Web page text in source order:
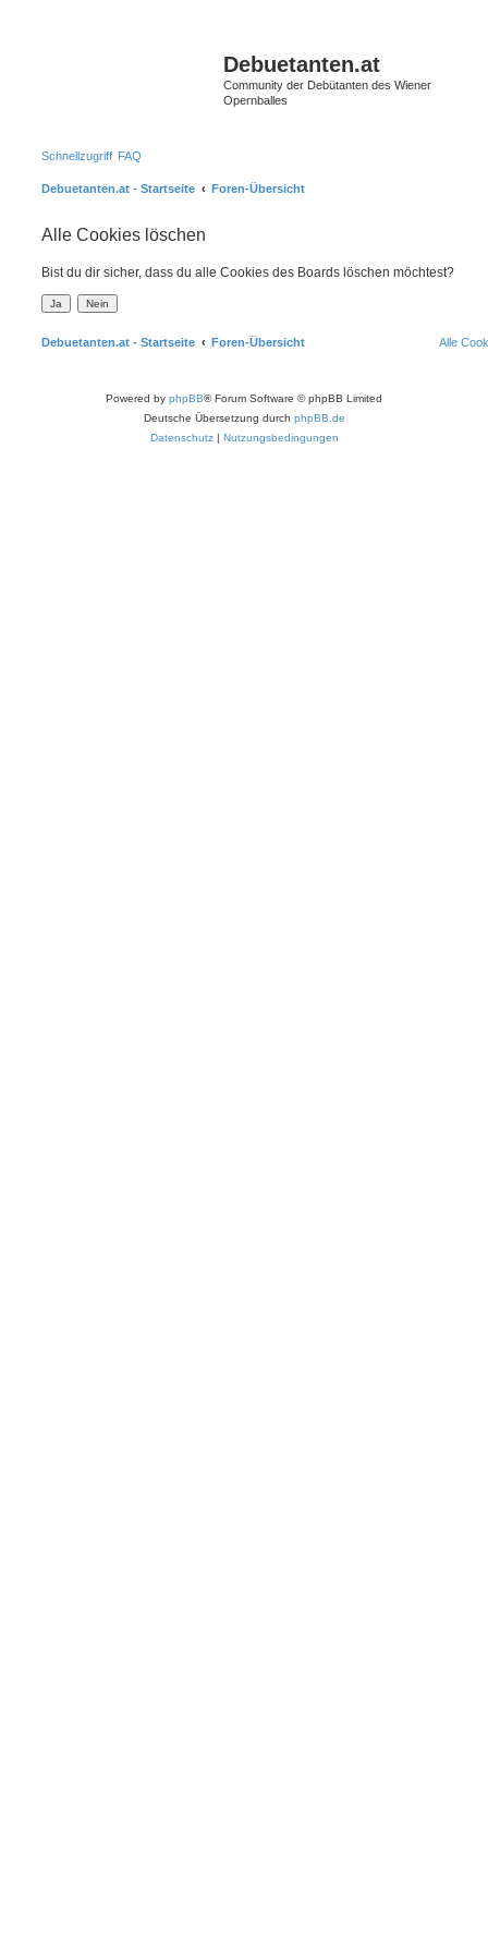
Debuetanten.at
Community der Debütanten des Wiener
Opernballes
Schnellzugriff FAQ
Debuetanten.at - Startseite Foren-Übersicht
Alle Cookies löschen
Bist du dir sicher, dass du alle Cookies des Boards löschen möchtest?
Debuetanten.at - Startseite Foren-Übersicht Alle
Powered by phpBB® Forum Software © phpBB Limited
Deutsche Übersetzung durch phpBB.de
Datenschutz| Nutzungsbedingungen